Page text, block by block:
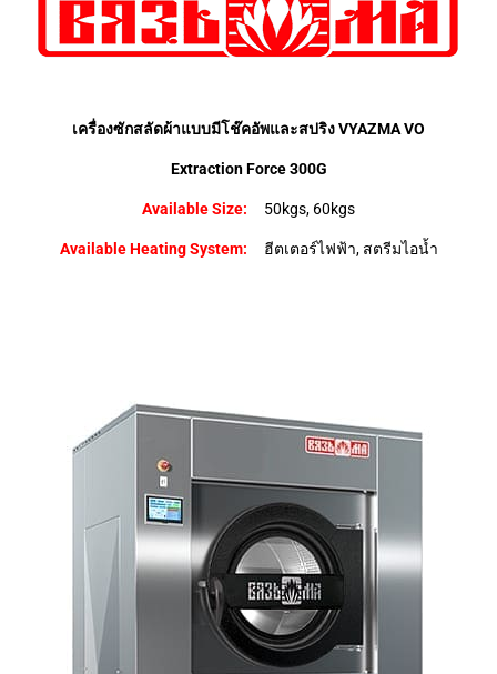
เครื่องซักสลัดผ้าแบบมีโช๊คอัพและสปริง VYAZMA VO
Extraction Force 300G
Available Size: 50kgs, 60kgs
Available Heating System: ฮีตเตอร์ไฟฟ้า, สตรีมไอน้ำ